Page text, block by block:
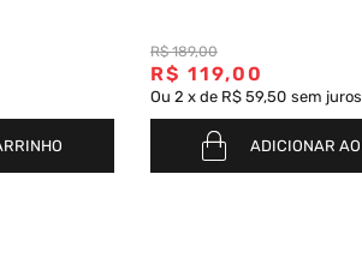
R$ 189,00
R$ 119,00
Ou 2 xde R$ 59,50 sem juros
ADICIONAR